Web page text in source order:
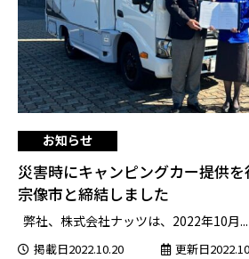
お知らせ
災害時にキャンピングカー提供
宗像市と締結しました
弊社、株式会社ナッツは、2022年10月...
掲載日2022.10.20
更新日